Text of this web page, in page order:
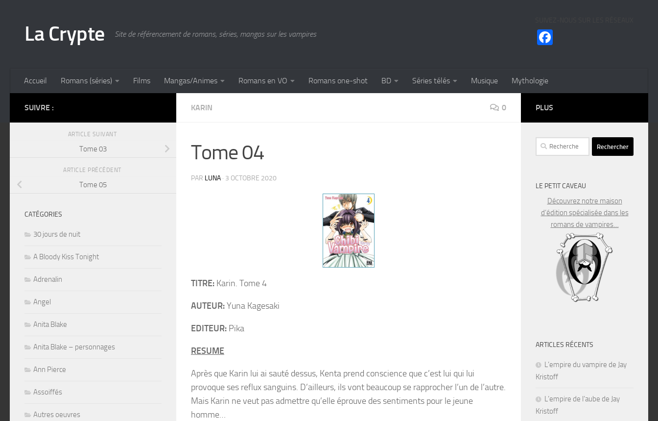
La Crypte Site de référencement de romans, séries, mangas sur les vampires
Accueil Romans (séries) Films Mangas/Animes Romans en VO Romans one-shot BD Séries télés Musique Mythologie
KARIN 0
Tome 04
PAR LUNA · 3 OCTOBRE 2020
TITRE: Karin. Tome 4
AUTEUR:Yuna Kagesaki
EDITEUR: Pika
RESUME
Après que Karin lui ai sauté dessus, Kenta prend conscience que c’est lui qui lui
provoque ses reflux sanguins. D’ailleurs, ils vont beaucoup se rapprocher l’un de l’autre.
Mais Karin ne veut pas admettre qu’elle éprouve des sentiments pour le jeune
homme…
SUIVRE :
ARTICLE SUIVANT
Tome 03
ARTICLE PRÉCÉDENT
Tome 05
CATÉGORIES
30 jours de nuit
A Bloody Kiss Tonight
Adrenalin
Angel
Anita Blake
Anita Blake – personnages
Ann Pierce
Assoiffés
Autres oeuvres
PLUS
Rechercher :
LE PETIT CAVEAU
Découvrez notre maison
d’édition spécialisée dans les
romans de vampires…
ARTICLES RÉCENTS
L’empire du vampire de Jay
Kristoff
L’empire de l’aube de Jay
Kristoff